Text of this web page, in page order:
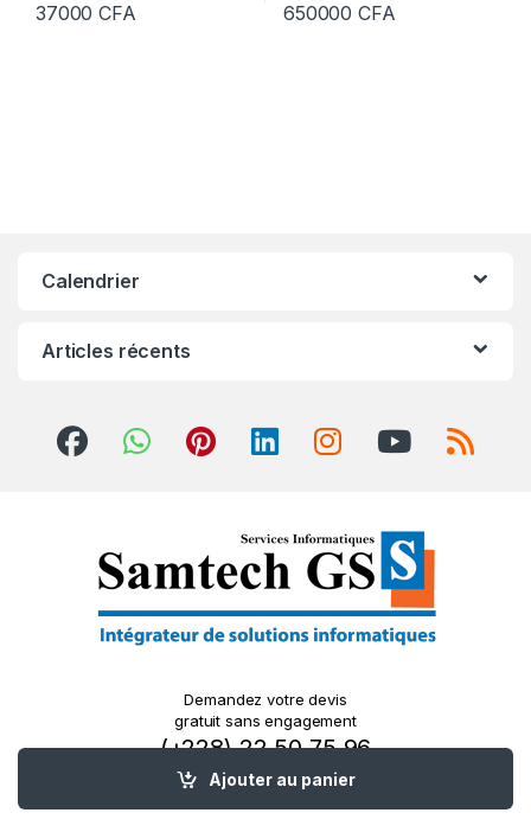
Ajouter au panier
37000CFA 650000CFA
Calendrier
Articles récents
Demandez votre devis
gratuit sans engagement
(+228) 22 50 75 96
| 91 78 34 87